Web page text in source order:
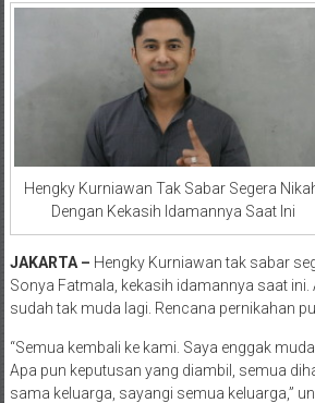
Hengky Kurniawan Tak Sabar Segera
Dengan Kekasih Idamannya Saat Ini
JAKARTA – Hengky Kurniawan tak sabar
Sonya Fatmala, kekasih idamannya saat ini.
sudah tak muda lagi. Rencana pernikahan
“Semua kembali ke kami. Saya enggak
Apa pun keputusan yang diambil, semua
sama keluarga, sayangi semua keluarga,”